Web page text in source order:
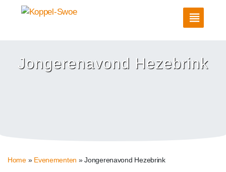
Jongerenavond Hezebrink
Home» Evenementen »Jongerenavond Hezebrink